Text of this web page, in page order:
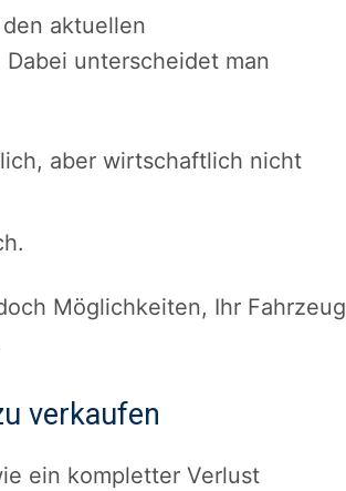
aktuellen
unterscheidet man
aber wirtschaftlich nicht
Möglichkeiten, Ihr Fahrzeug
verkaufen
ein kompletter Verlust